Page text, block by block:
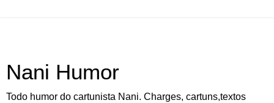
Nani Humor
Todo humor do cartunista Nani. Charges, cartuns,textos